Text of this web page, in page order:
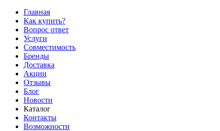
Главная
Как купить?
Вопрос ответ
Услуги
Совместимость
Бренды
Доставка
Акции
Отзывы
Блог
Новости
Каталог
Контакты
Возможности